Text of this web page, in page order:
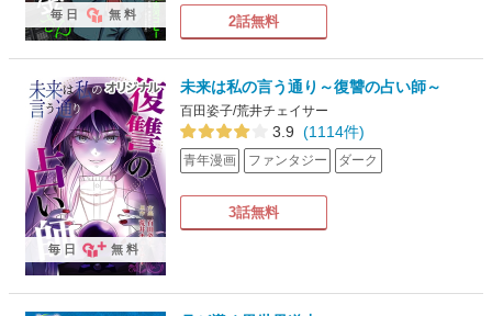
2話無料
毎日 無料
未来は私の言う通り～復讐の占い師～
百田姿子/荒井チェイサー
3.9 (1114件)
青年漫画 ファンタジー ダーク
3話無料
毎日 無料